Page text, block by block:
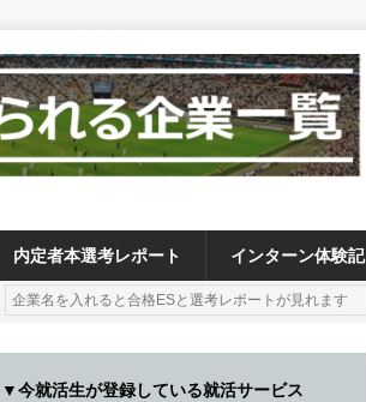
内定者本選考レポート インターン体験記
▼今就活生が登録している就活サービス